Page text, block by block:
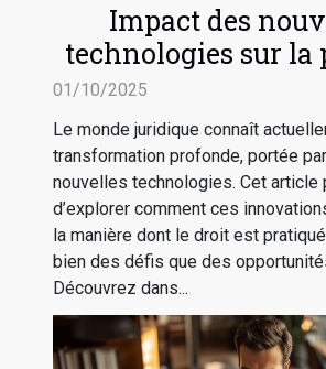
Impact des
technologies sur la
01/10/2025
Le monde juridique connaît
transformation profonde, portée
nouvelles technologies. Cet article
d’explorer comment ces
la manière dont le droit est
bien des défis que des
Découvrez dans...